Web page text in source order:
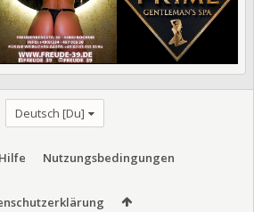
Deutsch [Du]
Hilfe Nutzungsbedingungen